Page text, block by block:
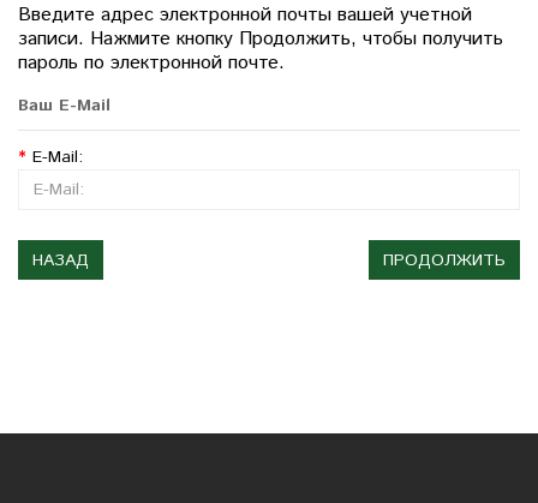
Введите адрес электронной почты вашей учетной
записи. Нажмите кнопку Продолжить, чтобы получить
пароль по электронной почте.
Ваш E-Mail
E-Mail:
НАЗАД